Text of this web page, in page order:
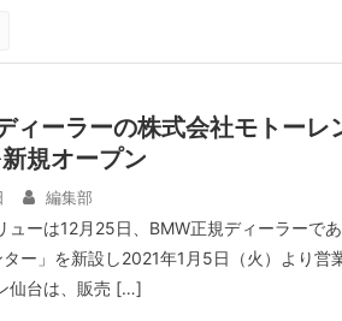
ィーラーの株式会社モトーレ
規オープン
編集部
ューは12月25日、BMW正規ディーラーで
ー」を新設し2021年1月5日（火）より営
仙台は、販売 […]